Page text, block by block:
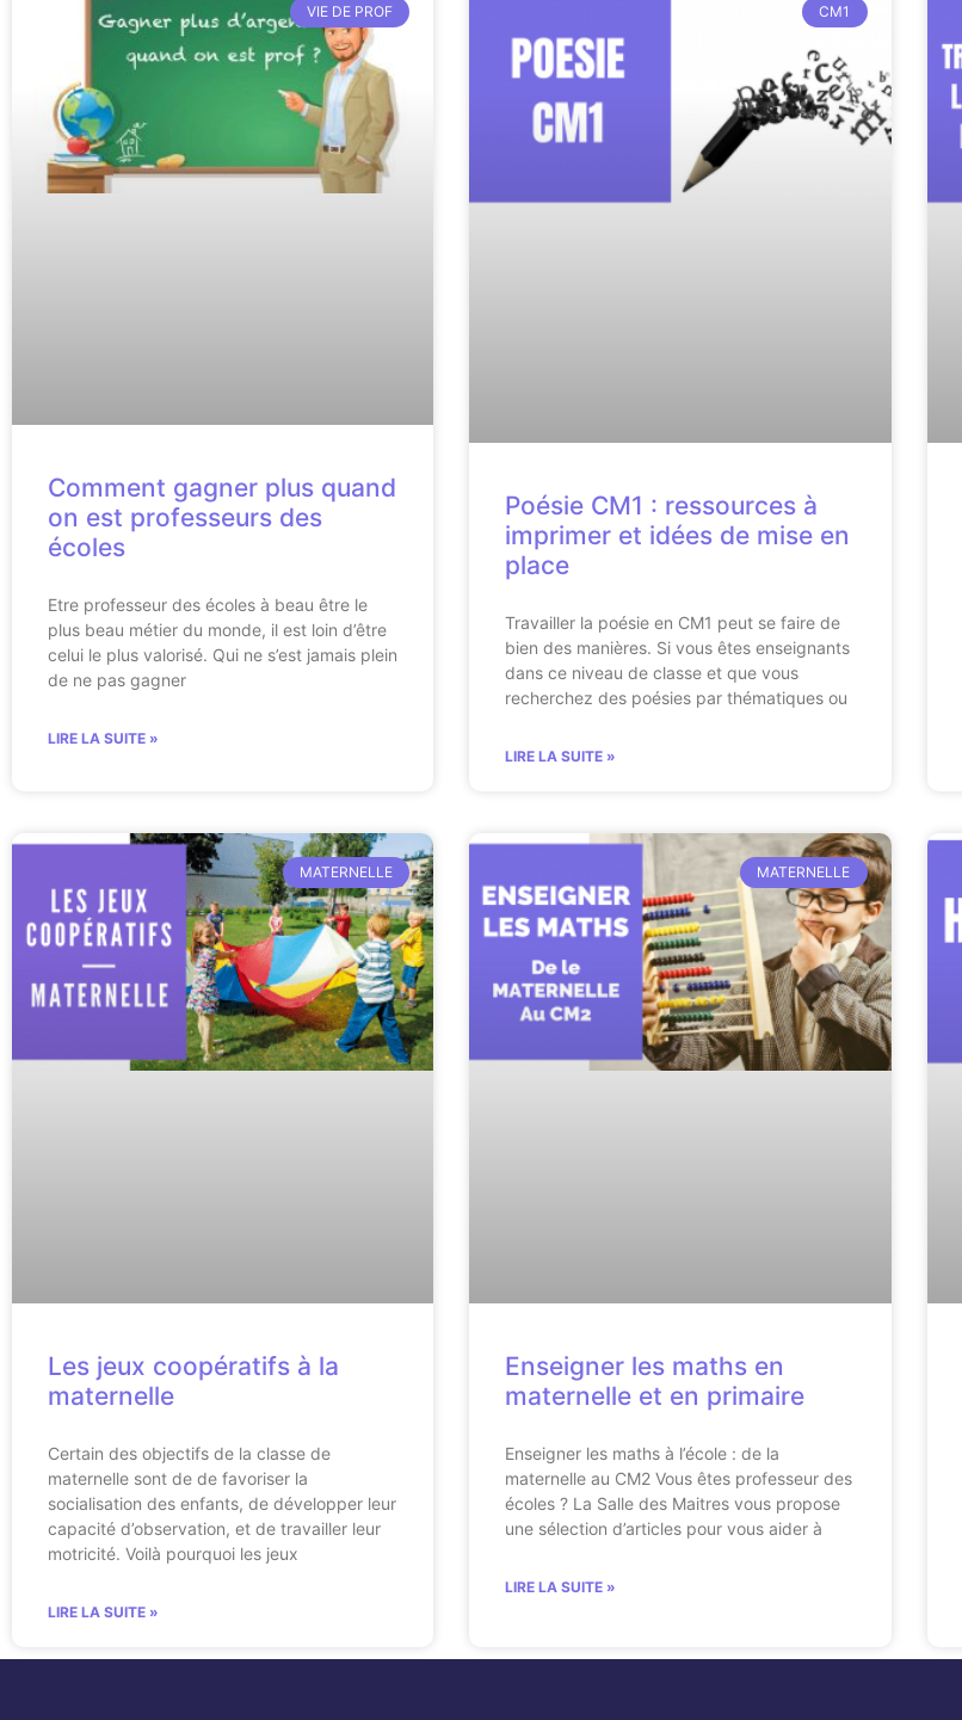
VIE DE PROF
Comment gagner plus quand
on est professeurs des
écoles
Etre professeur des écoles à beau être le
plus beau métier du monde, il est loin d’être
celui le plus valorisé. Qui ne s’est jamais plein
de ne pas gagner
LIRE LA SUITE »
CM1
Poésie CM1 : ressources à
imprimer et idées de mise en
place
Travailler la poésie en CM1 peut se faire de
bien des manières. Si vous êtes enseignants
dans ce niveau de classe et que vous
recherchez des poésies par thématiques ou
LIRE LA SUITE »
MATERNELLE
Les jeux coopératifs à la
maternelle
Certain des objectifs de la classe de
maternelle sont de de favoriser la
socialisation des enfants, de développer leur
capacité d’observation, et de travailler leur
motricité. Voilà pourquoi les jeux
LIRE LA SUITE »
MATERNELLE
Enseigner les maths en
maternelle et en primaire
Enseigner les maths à l’école : de la
maternelle au CM2 Vous êtes professeur des
écoles ? La Salle des Maitres vous propose
une sélection d’articles pour vous aider à
LIRE LA SUITE »